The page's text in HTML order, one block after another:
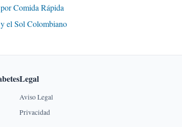
Comida Rápida
el Sol Colombiano
Legal
Aviso Legal
Privacidad